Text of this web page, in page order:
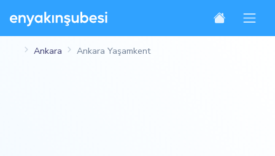
Ankara Ankara Yaşamkent